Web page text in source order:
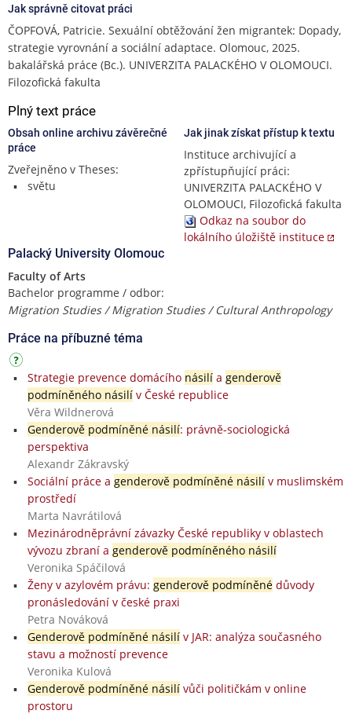
Jak správně citovat práci
ČOPFOVÁ, Patricie. Sexuální obtěžování žen migrantek: Dopady,
strategie vyrovnání a sociální adaptace. Olomouc, 2025.
bakalářská práce (Bc.). UNIVERZITA PALACKÉHO V OLOMOUCI.
Filozofická fakulta
Plný text práce
Obsah online archivu závěrečné
práce
Zveřejněno v Theses:
světu
Jak jinak získat přístup k textu
Instituce archivující a
zpřístupňující práci:
UNIVERZITA PALACKÉHO V
OLOMOUCI, Filozofická fakulta
Odkaz na soubor do
lokálního úložiště instituce
Palacký University Olomouc
Faculty of Arts
Bachelor programme / odbor:
Migration Studies / Migration Studies / Cultural Anthropology
Práce na příbuzné téma
Strategie prevence domácího násilía genderově
podmíněného násilív České republice
Věra Wildnerová
Genderově podmíněné násilí: právně-sociologická
perspektiva
Alexandr Zákravský
Sociální práce a genderově podmíněné násilív muslimském
prostředí
Marta Navrátilová
Mezinárodněprávní závazky České republiky v oblastech
vývozu zbraní a genderově podmíněného násilí
Veronika Spáčilová
Ženy v azylovém právu: genderově podmíněnédůvody
pronásledování v české praxi
Petra Nováková
Genderově podmíněné násilív JAR: analýza současného
stavu a možností prevence
Veronika Kulová
Genderově podmíněné násilívůči političkám v online
prostoru